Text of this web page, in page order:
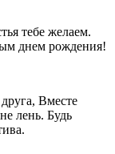
тебе желаем.
днем рождения!
Вместе
лень. Будь